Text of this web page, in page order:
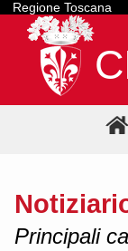
Regione Toscana
Principali